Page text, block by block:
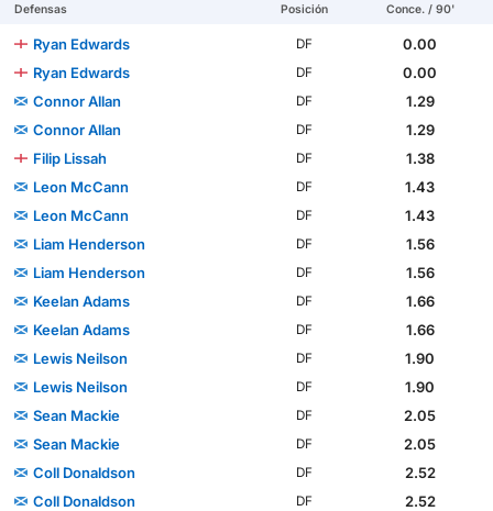
Defensas Posición Conce. / 90'
Ryan Edwards DF
0.00
Ryan Edwards
DF
0.00
Connor Allan
DF
1.29
Connor Allan
DF
1.29
Filip Lissah
DF
1.38
Leon McCann
DF
1.43
Leon McCann
DF
1.43
Liam Henderson
DF
1.56
Liam Henderson
DF
1.56
Keelan Adams
DF
1.66
Keelan Adams
DF
1.66
Lewis Neilson
DF
1.90
Lewis Neilson
DF
1.90
Sean Mackie
DF
2.05
Sean Mackie
DF
2.05
Coll Donaldson
DF
2.52
Coll Donaldson
DF
2.52